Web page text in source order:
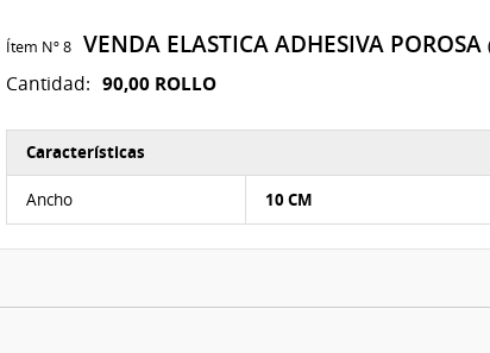
Ítem Nº 8VENDA ELASTICA ADHESIVA POROSA
Cantidad: 90,00 ROLLO
Características
Ancho 10 CM